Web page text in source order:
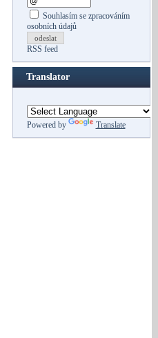
Souhlasím se zpracováním
osobních údajů
odeslat
RSS feed
Translator
Powered by Translate